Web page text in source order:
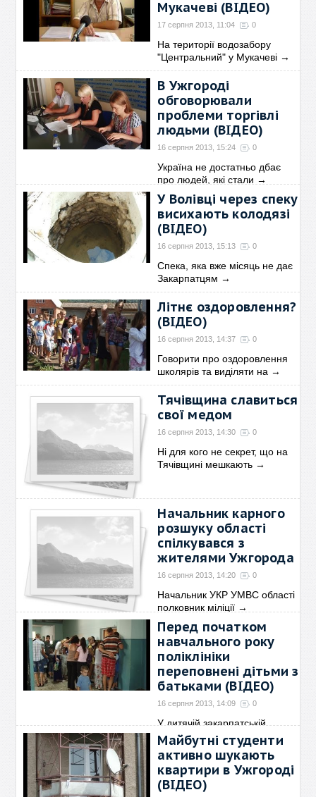
Мукачеві (ВІДЕО)
17 серпня 2013, 11:04 0
На території водозабору
"Центральний" у Мукачеві →
В Ужгороді
обговорювали
проблеми торгівлі
людьми (ВІДЕО)
16 серпня 2013, 15:24 0
Україна не достатньо дбає
про людей, які стали →
У Волівці через спеку
висихають колодязі
(ВІДЕО)
16 серпня 2013, 15:13 0
Спека, яка вже місяць не дає
Закарпатцям →
Літнє оздоровлення?
(ВІДЕО)
16 серпня 2013, 14:37 0
Говорити про оздоровлення
школярів та виділяти на →
Тячівщина славиться
свої медом
16 серпня 2013, 14:30 0
Ні для кого не секрет, що на
Тячівщині мешкають →
Начальник карного
розшуку області
спілкувався з
жителями Ужгорода
16 серпня 2013, 14:20 0
Начальник УКР УМВС області
полковник міліції →
Перед початком
навчального року
поліклініки
переповнені дітьми з
батьками (ВІДЕО)
16 серпня 2013, 14:09 0
У дитячій закарпатській
поліклініці настав→
Майбутні студенти
активно шукають
квартири в Ужгороді
(ВІДЕО)